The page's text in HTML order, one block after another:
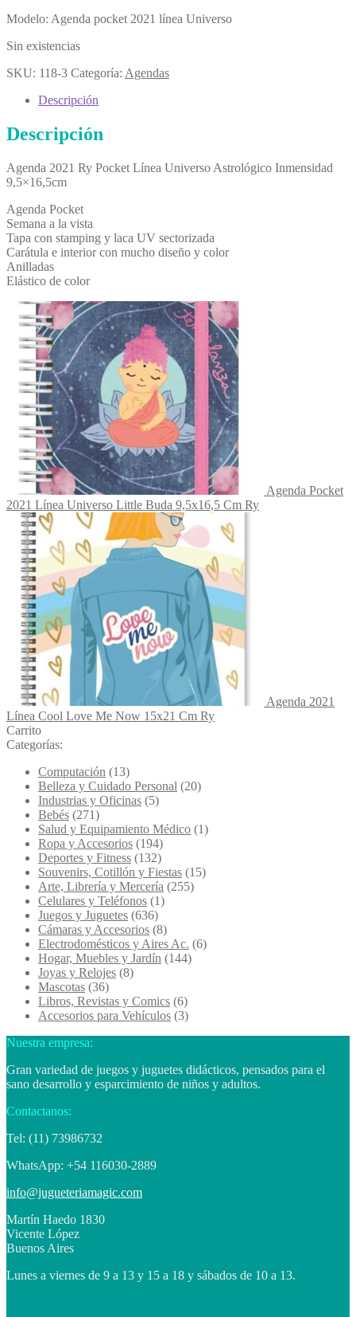
Modelo: Agenda pocket 2021 línea Universo
Sin existencias
SKU: 118-3 Categoría: Agendas
Descripción
Descripción
Agenda 2021 Ry Pocket Línea Universo Astrológico Inmensidad
9,5×16,5cm
Agenda Pocket
Semana a la vista
Tapa con stamping y laca UV sectorizada
Carátula e interior con mucho diseño y color
Anilladas
Elástico de color
Agenda Pocket
2021 Línea Universo Little Buda 9,5x16,5 Cm Ry
Agenda 2021
Línea Cool Love Me Now 15x21 Cm Ry
Carrito
Categorías:
Computación (13)
Belleza y Cuidado Personal (20)
Industrias y Oficinas (5)
Bebés (271)
Salud y Equipamiento Médico (1)
Ropa y Accesorios (194)
Deportes y Fitness (132)
Souvenirs, Cotillón y Fiestas (15)
Arte, Librería y Mercería (255)
Celulares y Teléfonos (1)
Juegos y Juguetes (636)
Cámaras y Accesorios (8)
Electrodomésticos y Aires Ac. (6)
Hogar, Muebles y Jardín (144)
Joyas y Relojes (8)
Mascotas (36)
Libros, Revistas y Comics (6)
Accesorios para Vehículos (3)
Nuestra empresa:
Gran variedad de juegos y juguetes didácticos, pensados para el
sano desarrollo y esparcimiento de niños y adultos.
Contactanos:
Tel: (11) 73986732
WhatsApp: +54 116030-2889
info@jugueteriamagic.com
Martín Haedo 1830
Vicente López
Buenos Aires
Lunes a viernes de 9 a 13 y 15 a 18 y sábados de 10 a 13.